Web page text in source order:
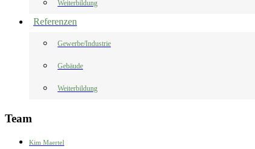
Weiterbildung
Referenzen
Gewerbe/Industrie
Gebäude
Weiterbildung
Team
Kim Maertel